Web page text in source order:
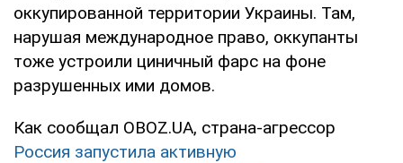
оккупированной территории Украины. Там,
нарушая международное право, оккупанты
тоже устроили циничный фарс на фоне
разрушенных ими домов.
Как сообщал OBOZ.UA, страна-агрессор
Россия запустила активную